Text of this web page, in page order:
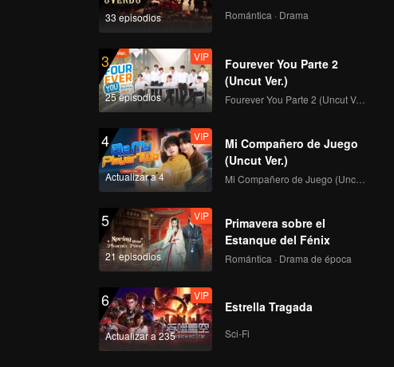
33 episodios Romántica · Drama
3
25 episodios
VIP
Fourever You Parte 2
(Uncut Ver.)
Fourever You Parte 2 (Uncut Ver.)
4
Actualizar a 4
VIP
Mi Compañero de Juego
(Uncut Ver.)
Mi Compañero de Juego (Uncut Ver.)
5
21 episodios
VIP
Primavera sobre el
Estanque del Fénix
Romántica · Drama de época
6
Actualizar a 235
VIP
Estrella Tragada
Sci-Fi